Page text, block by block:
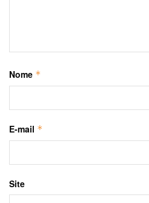
Nome *
E-mail *
Site